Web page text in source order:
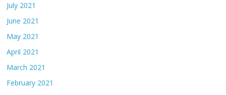
July 2021
June 2021
May 2021
April 2021
March 2021
February 2021